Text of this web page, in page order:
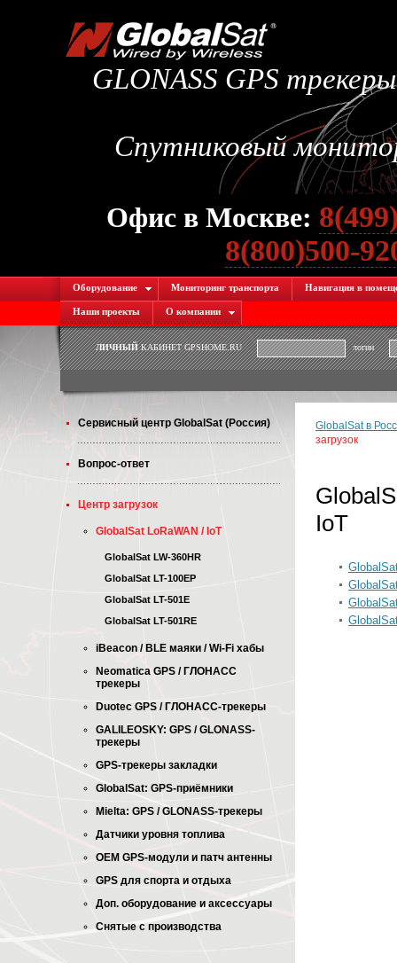
GLONASS GPS
Спутниковый
Офис в Москве:
8(800)500-
Оборудование Мониторинг транспорта Навигация в
Наши проекты О компании
ЛИЧНЫЙКАБИНЕТ GPSHOME.RU логин
Cервисный центр GlobalSat (Россия)
Вопрос-ответ
Центр загрузок
GlobalSat LoRaWAN / IoT
GlobalSat LW-360HR
GlobalSat LT-100EP
GlobalSat LT-501E
GlobalSat LT-501RE
iBeacon / BLE маяки / Wi-Fi хабы
Neomatica GPS / ГЛОНАСС
трекеры
Duotec GPS / ГЛОНАСС-трекеры
GALILEOSKY: GPS / GLONASS-
трекеры
GPS-трекеры закладки
GlobalSat: GPS-приёмники
Mielta: GPS / GLONASS-трекеры
Датчики уровня топлива
OEM GPS-модули и патч антенны
GPS для спорта и отдыха
Доп. оборудование и аксессуары
Снятые с производства
GlobalSat в
загрузок
IoT